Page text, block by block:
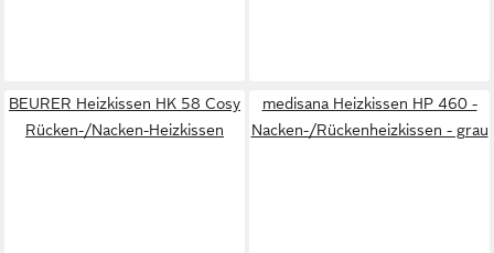
BEURER Heizkissen HK 58 Cosy
Rücken-/Nacken-Heizkissen
medisana Heizkissen HP 460 -
Nacken-/Rückenheizkissen - grau